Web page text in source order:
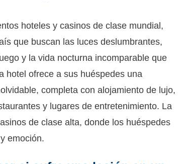
hoteles y casinos de clase mundial,
que buscan las luces deslumbrantes,
y la vida nocturna incomparable que
hotel ofrece a sus huéspedes una
completa con alojamiento de lujo,
y lugares de entretenimiento. La
de clase alta, donde los huéspedes
emoción.